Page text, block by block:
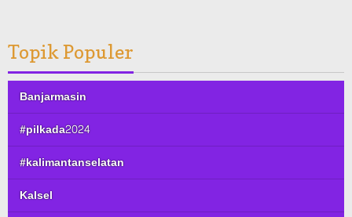
Topik Populer
Banjarmasin
#pilkada2024
#kalimantanselatan
Kalsel